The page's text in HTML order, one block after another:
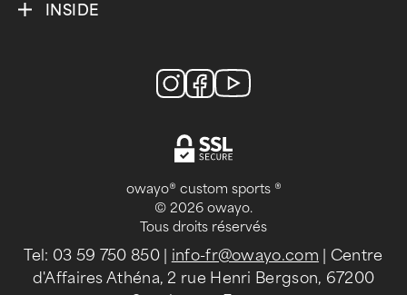
INSIDE
owayo® custom sports ®
© 2026 owayo.
Tous droits réservés
Tel: 03 59 750 850| info-fr@owayo.com | Centre
d'Affaires Athéna, 2 rue Henri Bergson, 67200